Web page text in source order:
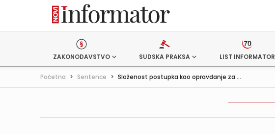
ZAKONODAVSTVO SUDSKA PRAKSA LIST INFORMATOR
Početna > Sentence > Složenost postupka kao opravdanje za ...